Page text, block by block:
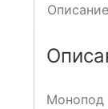
Описание
Монопод